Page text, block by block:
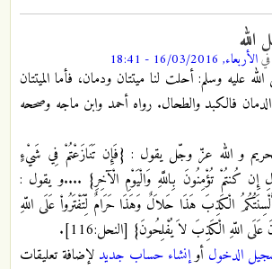
الله
فيالأربعاء, 16/03/2016 - 18:41
عليه وسلم: أحلت لنا ميتتان ودمان، فأما الميتتان
فالكبد والطحال. رواه أحمد وابن ماجه وصححه
و الله عزّ وجّل يقول : {فَإِن تَنَازَعْتُمْ فِي شَيْءٍ
إِن كُنتُمْ تُؤْمِنُونَ بِاللَّهِ وَالْيَوْمِ الْآخِرِ} ....و يقول :
الْكَذِبَ هَذَا حَلاَلٌ وَهَذَا حَرَامٌ لِّتَفْتَرُواْ عَلَى اللّهِ
اللّهِ الْكَذِبَ لاَ يُفْلِحُونَ} [النحل:116].
الدخول أوإنشاء حساب جديد لإضافة تعليقات